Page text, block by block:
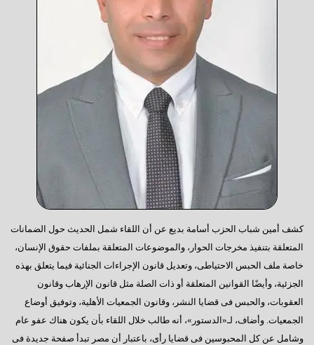
كشف أمين شباب الحزب أسامة بديع عن أن اللقاء شمل الحديث حول الضمانات
المتعلقة بتنفيذ مخرجات الحوار، والموضوعات المتعلقة بملفات حقوق الإنسان،
خاصة ملف الحبس الاحتياطى، وتعديل قانون الإجراءات الجنائية فيما يتعلق بهذه
الجزئية، وأيضًا القوانين المتعلقة أو ذات الصلة مثل قانون الإرهاب وقانون
العقوبات، والحبس فى قضايا النشر، وقانون الجمعيات الأهلية، وتوفيق أوضاع
الجمعيات. وأضاف، لـ«الدستور»، أنه طالب خلال اللقاء بأن يكون هناك عفو عام
وشامل عن كل المحبوسين فى قضايا رأى، باعتبار أن مصر تبدأ صفحة جديدة فى